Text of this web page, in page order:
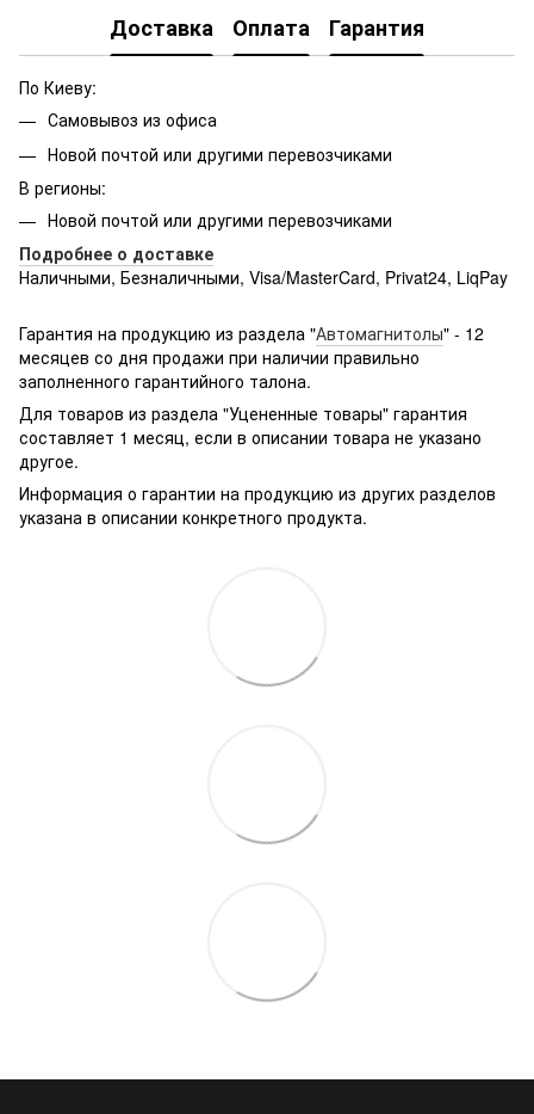
Доставка Оплата Гарантия
По Киеву:
Самовывоз из офиса
Новой почтой или другими перевозчиками
В регионы:
Новой почтой или другими перевозчиками
Подробнее о доставке
Наличными, Безналичными, Visa/MasterCard, Privat24, LiqPay
g361hhadsek/p3316040/#
Гарантия на продукцию из раздела "Автомагнитолы" - 12
месяцев со дня продажи при наличии правильно
заполненного гарантийного талона.
Для товаров из раздела "Уцененные товары" гарантия
составляет 1 месяц, если в описании товара не указано
другое.
Информация о гарантии на продукцию из других разделов
указана в описании конкретного продукта.